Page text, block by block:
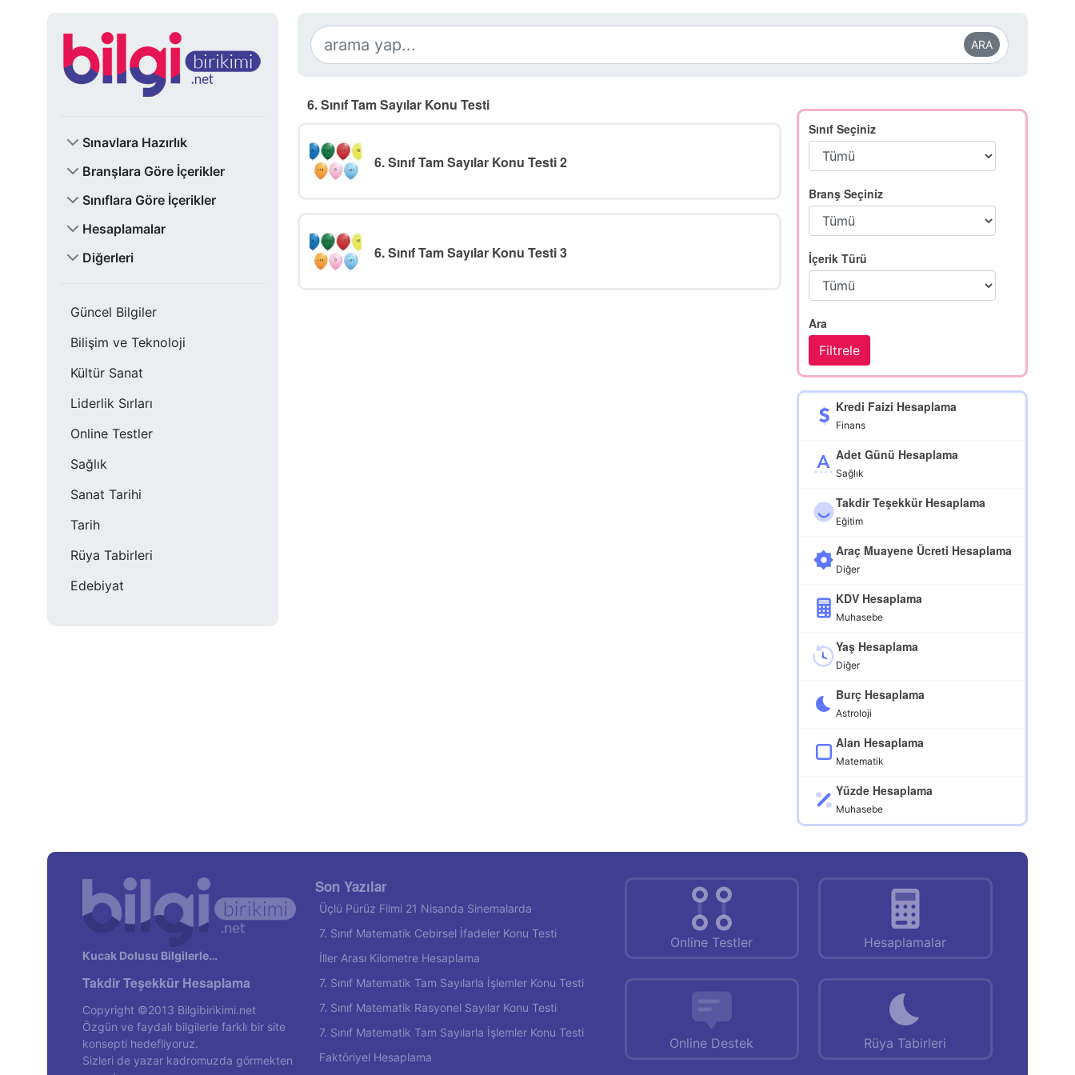
Sınavlara Hazırlık
Branşlara Göre İçerikler
Sınıflara Göre İçerikler
Hesaplamalar
Diğerleri
Güncel Bilgiler
Bilişim ve Teknoloji
Kültür Sanat
Liderlik Sırları
Online Testler
Sağlık
Sanat Tarihi
Tarih
Rüya Tabirleri
Edebiyat
ARA
6. Sınıf Tam Sayılar Konu Testi
6. Sınıf Tam Sayılar Konu Testi 2
6. Sınıf Tam Sayılar Konu Testi 3
Sınıf Seçiniz
Branş Seçiniz
İçerik Türü
Ara
Kredi Faizi Hesaplama
Finans
Adet Günü Hesaplama
Sağlık
Takdir Teşekkür Hesaplama
Eğitim
Araç Muayene Ücreti Hesaplama
Diğer
KDV Hesaplama
Muhasebe
Yaş Hesaplama
Diğer
Burç Hesaplama
Astroloji
Alan Hesaplama
Matematik
Yüzde Hesaplama
Muhasebe
Kucak Dolusu Bilgilerle…
Takdir Teşekkür Hesaplama
Copyright ©2013 Bilgibirikimi.net
Özgün ve faydalı bilgilerle farklı bir site
konsepti hedefliyoruz.
Sizleri de yazar kadromuzda görmekten
Son Yazılar
Üçlü Pürüz Filmi 21 Nisanda Sinemalarda
7. Sınıf Matematik Cebirsel İfadeler Konu Testi
İller Arası Kilometre Hesaplama
7. Sınıf Matematik Tam Sayılarla İşlemler Konu Testi
7. Sınıf Matematik Rasyonel Sayılar Konu Testi
7. Sınıf Matematik Tam Sayılarla İşlemler Konu Testi
Faktöriyel Hesaplama
Online Testler Hesaplamalar
Online Destek Rüya Tabirleri